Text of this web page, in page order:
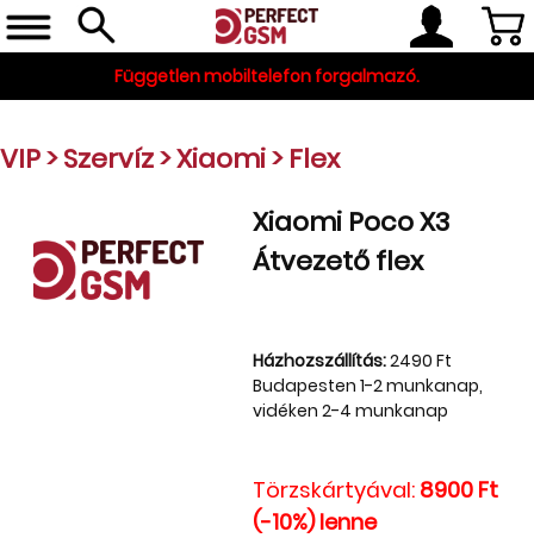
Független mobiltelefon forgalmazó.
VIP>Szervíz>Xiaomi>Flex
Xiaomi Poco X3
Átvezető flex
Házhozszállítás:2490 Ft
Budapesten 1-2 munkanap,
vidéken 2-4 munkanap
Törzskártyával: 8900 Ft
(-10%) lenne
Telefon, tablet, okosóra